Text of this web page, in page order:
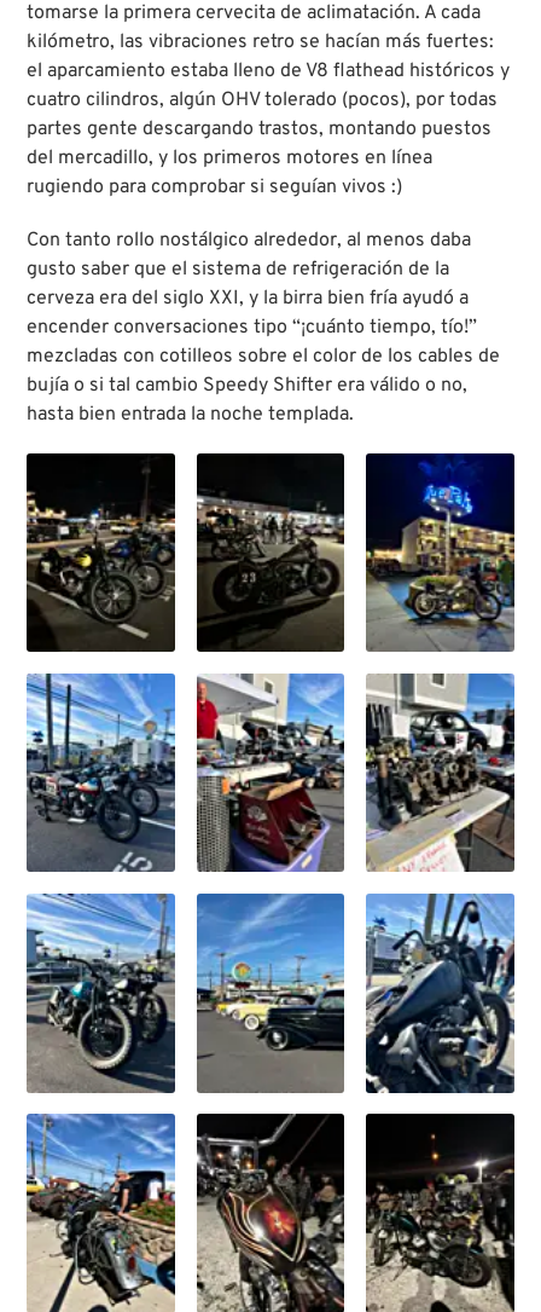
tomarse la primera cervecita de aclimatación. A cada
kilómetro, las vibraciones retro se hacían más fuertes:
el aparcamiento estaba lleno de V8 flathead históricos y
cuatro cilindros, algún OHV tolerado (pocos), por todas
partes gente descargando trastos, montando puestos
del mercadillo, y los primeros motores en línea
rugiendo para comprobar si seguían vivos :)
Con tanto rollo nostálgico alrededor, al menos daba
gusto saber que el sistema de refrigeración de la
cerveza era del siglo XXI, y la birra bien fría ayudó a
encender conversaciones tipo “¡cuánto tiempo, tío!”
mezcladas con cotilleos sobre el color de los cables de
bujía o si tal cambio Speedy Shifter era válido o no,
hasta bien entrada la noche templada.